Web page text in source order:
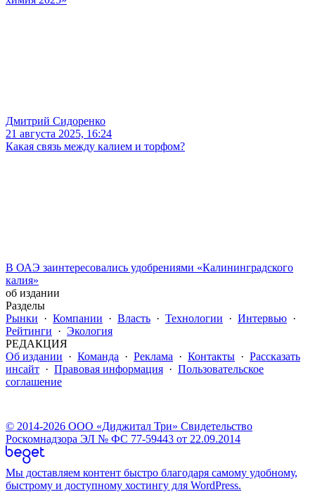
Дмитрий Сидоренко
21 августа 2025, 16:24
Какая связь между калием и торфом?
В ОАЭ заинтересовались удобрениями «Калининградского
калия»
об издании
Разделы
Рынки · Компании · Власть · Технологии · Интервью ·
Рейтинги · Экология
РЕДАКЦИЯ
Об издании · Команда · Реклама · Контакты · Рассказать
инсайт · Правовая информация · Пользовательское
соглашение
© 2014-2026 ООО «Диджитал Три» Свидетельство
Роскомнадзора ЭЛ № ФС 77-59443 от 22.09.2014
Мы доставляем контент быстро благодаря самому удобному,
быстрому и доступному хостингу для WordPress.